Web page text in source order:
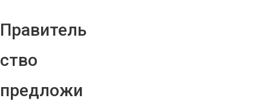
Правитель
ство
предложи